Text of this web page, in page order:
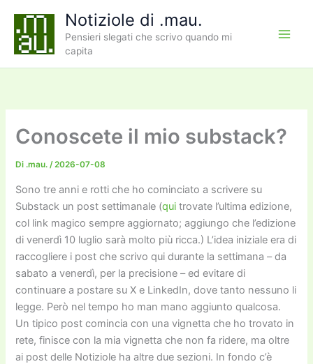
contenuto
Notiziole di .mau.
Pensieri slegati che scrivo quando mi
capita
Conoscete il mio substack?
Di .mau./2026-07-08
Sono tre anni e rotti che ho cominciato a scrivere su
Substack un post settimanale (qui trovate l’ultima edizione,
col link magico sempre aggiornato; aggiungo che l’edizione
di venerdì 10 luglio sarà molto più ricca.) L’idea iniziale era di
raccogliere i post che scrivo qui durante la settimana – da
sabato a venerdì, per la precisione – ed evitare di
continuare a postare su X e LinkedIn, dove tanto nessuno li
legge. Però nel tempo ho man mano aggiunto qualcosa.
Un tipico post comincia con una vignetta che ho trovato in
rete, finisce con la mia vignetta che non fa ridere, ma oltre
ai post delle Notiziole ha altre due sezioni. In fondo c’è